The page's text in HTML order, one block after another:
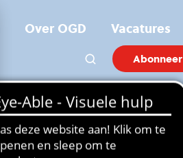
Over OGD Vacatures
Abonneer